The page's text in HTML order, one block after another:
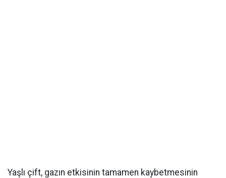
Yaşlı çift, gazın etkisinin tamamen kaybetmesinin